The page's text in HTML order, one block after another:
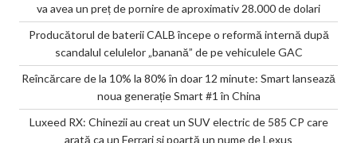
va avea un preț de pornire de aproximativ 28.000 de dolari
Producătorul de baterii CALB începe o reformă internă după
scandalul celulelor „banană” de pe vehiculele GAC
Reîncărcare de la 10% la 80% în doar 12 minute: Smart lansează
noua generație Smart #1 în China
Luxeed RX: Chinezii au creat un SUV electric de 585 CP care
arată ca un Ferrari și poartă un nume de Lexus